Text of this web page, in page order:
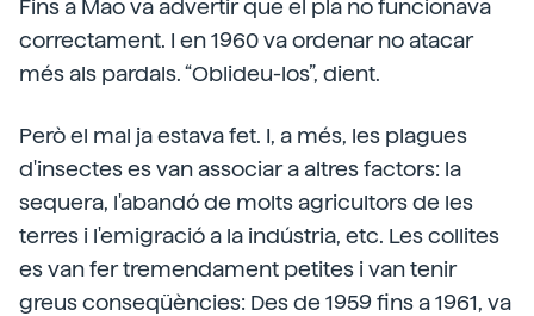
Fins a Mao va advertir que el pla no funcionava
correctament. I en 1960 va ordenar no atacar
més als pardals. “Oblideu-los”, dient.
Però el mal ja estava fet. I, a més, les plagues
d'insectes es van associar a altres factors: la
sequera, l'abandó de molts agricultors de les
terres i l'emigració a la indústria, etc. Les collites
es van fer tremendament petites i van tenir
greus conseqüències: Des de 1959 fins a 1961, va